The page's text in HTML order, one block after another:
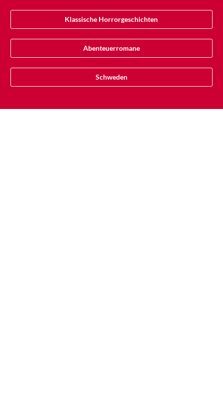
Klassische Horrorgeschichten
Abenteuerromane
Schweden